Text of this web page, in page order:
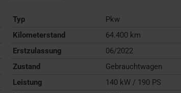
Typ
Pkw
Kilometerstand
64.400 km
Erstzulassung
06/2022
Zustand
Gebrauchtwagen
Leistung
140 kW / 190 PS